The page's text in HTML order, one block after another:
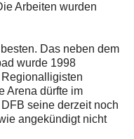
Arbeiten wurden
Das neben dem
wurde 1998
Arena dürfte im
seine derzeit noch
angekündigt nicht